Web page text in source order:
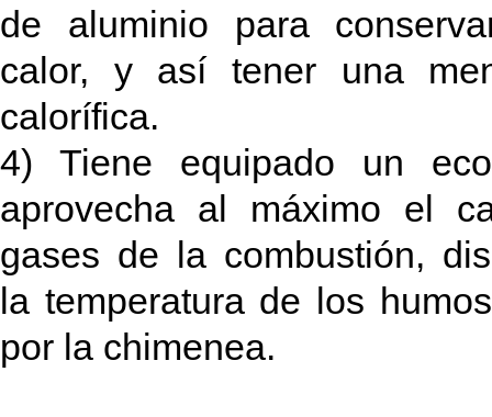
de aluminio para
calor, y así tener una
calorífica.
4) Tiene equipado un
aprovecha al máximo el
gases de la combustión,
la temperatura de los
por la chimenea.